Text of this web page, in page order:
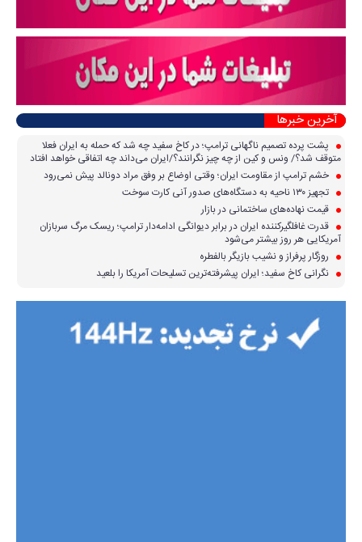
آخرین خبرها
پشت پرده تصمیم ناگهانی ترامپ؛ در کاخ سفید چه شد که حمله به ایران فعلا
متوقف شد؟/ ونس و کین از چه چیز نگرانند؟/ایران می‌داند چه اتفاقی خواهد افتاد
خشم ترامپ از مقاومت ایران؛ وقتی اوضاع بر وفق مراد دونالد پیش نمی‌رود
تجهیز ۱۳۰ ناحیه به دستگاه‌های صدور آنی کارت سوخت
قیمت نهاده‌های ساختمانی در بازار
قدرت غافلگیرکننده ایران در برابر دیوانگی ادامه‌دار ترامپ؛ ریسک مرگ سربازان
آمریکایی هر روز بیشتر می‌شود
روزگار پرفراز و نشیب بازیگر بالفطره
نگرانی کاخ سفید؛ ایران پیشرفته‌ترین تسلیحات آمریکا را بلعید